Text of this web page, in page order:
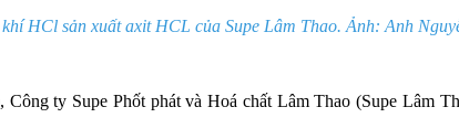
HCl sản xuất axit HCL của Supe Lâm Thao. Ảnh: Anh
ty Supe Phốt phát và Hoá chất Lâm Thao (Supe Lâm